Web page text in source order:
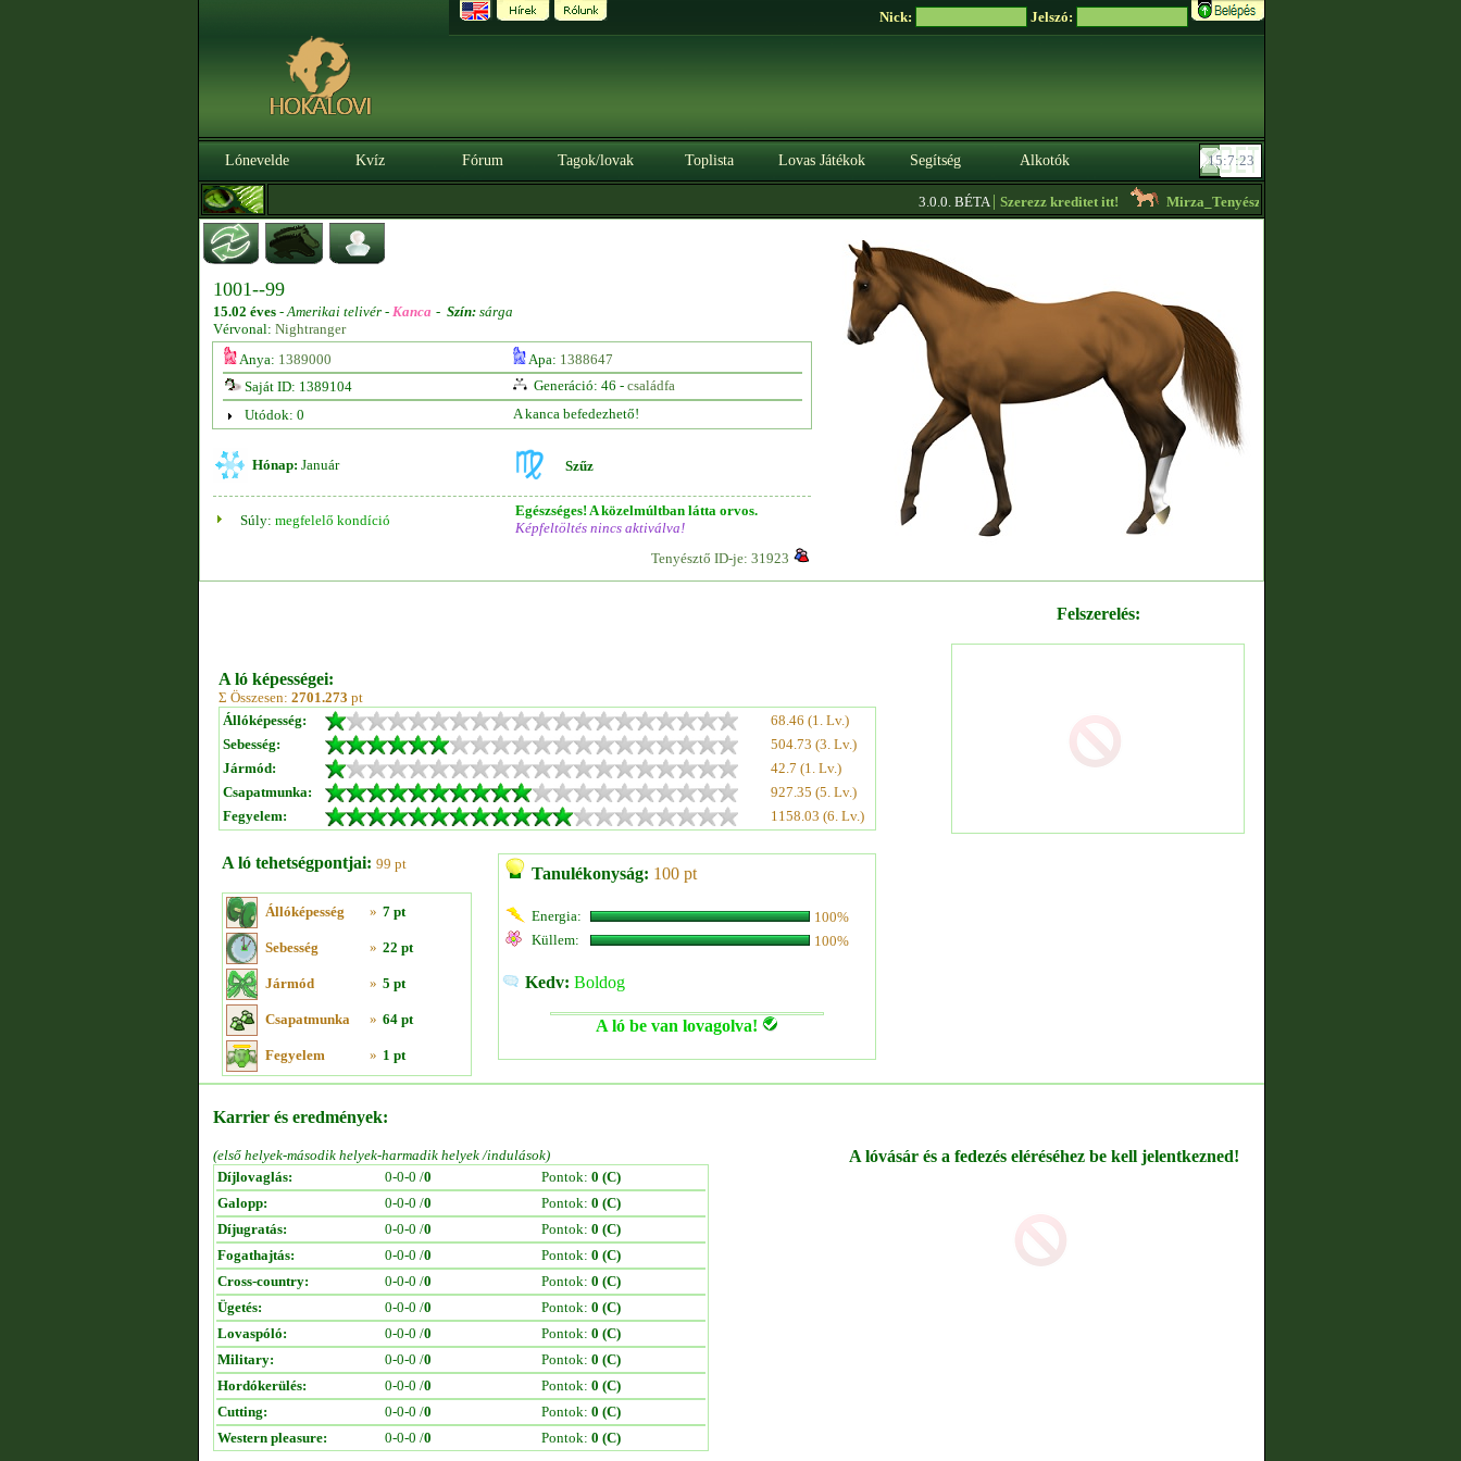
Nick: Jelszó:
Lónevelde Kvíz Fórum Tagok/lovak Toplista Lovas Játékok Segítség Alkotók
3.0.0. BÉTA|Szerezz kreditet itt! Mirza_Tenyészet- Eladó keverék mén! Seb 666
1001--99
15.02 éves -Amerikai telivér - Kanca - Szín: sárga
Vérvonal: Nightranger
Anya: 1389000 Apa: 1388647
Saját ID: 1389104
Generáció: 46 - családfa
Utódok: 0
A kanca befedezhető!
Hónap: Január Szűz
Súly: megfelelő kondíció
Egészséges! A közelmúltban látta orvos.
Képfeltöltés nincs aktiválva!
Tenyésztő ID-je: 31923
A ló képességei:
Σ Összesen: 2701.273 pt
Állóképesség:
68.46 (1. Lv.)
Sebesség:
504.73 (3. Lv.)
Jármód:
42.7 (1. Lv.)
Csapatmunka:
927.35 (5. Lv.)
Fegyelem:
1158.03 (6. Lv.)
A ló tehetségpontjai: 99 pt
Állóképesség » 7 pt
Sebesség » 22 pt
Jármód » 5 pt
Csapatmunka » 64 pt
Fegyelem » 1 pt
Tanulékonyság: 100 pt
Energia:
100%
Küllem:
100%
Kedv: Boldog
A ló be van lovagolva!
Felszerelés:
Karrier és eredmények:
(első helyek-második helyek-harmadik helyek /indulások)
Díjlovaglás:
0-0-0 /0 Pontok: 0 (C)
Galopp:
0-0-0 /0 Pontok: 0 (C)
Díjugratás:
0-0-0 /0 Pontok: 0 (C)
Fogathajtás:
0-0-0 /0 Pontok: 0 (C)
Cross-country:
0-0-0 /0 Pontok: 0 (C)
Ügetés:
0-0-0 /0 Pontok: 0 (C)
Lovaspóló:
0-0-0 /0 Pontok: 0 (C)
Military:
0-0-0 /0 Pontok: 0 (C)
Hordókerülés:
0-0-0 /0 Pontok: 0 (C)
Cutting:
0-0-0 /0 Pontok: 0 (C)
Western pleasure:
0-0-0 /0 Pontok: 0 (C)
A lóvásár és a fedezés eléréséhez be kell jelentkezned!